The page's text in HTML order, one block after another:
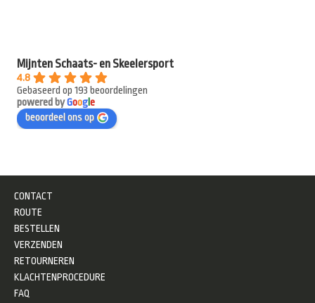
Mijnten Schaats- en Skeelersport
4.8
Gebaseerd op 193 beoordelingen
powered byGooge
beoordeel ons op
CONTACT
ROUTE
BESTELLEN
VERZENDEN
RETOURNEREN
KLACHTENPROCEDURE
FAQ